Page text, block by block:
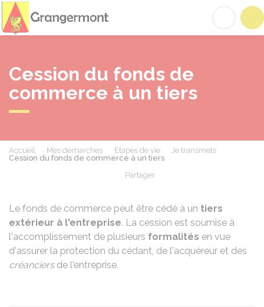
Cession du fonds de
commerce à un tiers
Accueil Mes démarches Étapes de vie
Je transmets
Cession du fonds de commerce à un tiers
Partager
Le fonds de commerce peut être cédé à un tiers
extérieur à l'entreprise. La cession est soumise à
l'accomplissement de plusieurs formalités en vue
d'assurer la protection du cédant, de l'acquéreur et des
créanciersde l'entreprise.